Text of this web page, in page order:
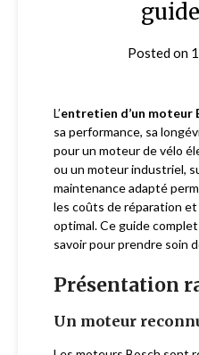
Posted on
L’entretien d’un moteur
sa performance, sa
pour un moteur de vélo
ou un moteur industriel,
maintenance adapté
les coûts de réparation
optimal. Ce guide
savoir pour prendre soin
Présentation
Un moteur